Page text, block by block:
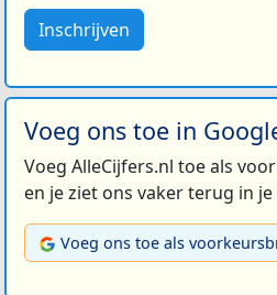
Inschrijven
Voeg ons toe in
Voeg AlleCijfers.nl toe als
en je ziet ons vaker terug in
Voeg ons toe als